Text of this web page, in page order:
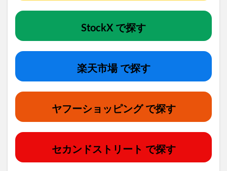
StockX で探す
楽天市場 で探す
ヤフーショッピング で探す
セカンドストリート で探す